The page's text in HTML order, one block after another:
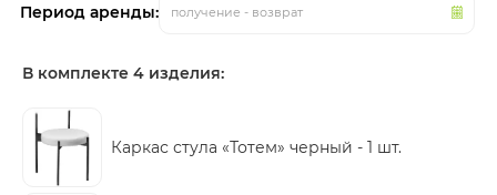
Период аренды: получение - возврат
В комплекте 4 изделия:
Каркас стула «Тотем» черный - 1 шт.